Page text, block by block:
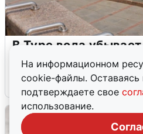
На информационном
cookie-файлы. Оставаясь
подтверждаете свое
использование.
В Туре вода
области прибывает
4 августа 0